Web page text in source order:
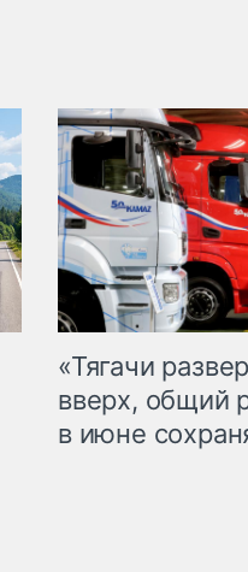
«Тягачи
вверх, общий
в июне